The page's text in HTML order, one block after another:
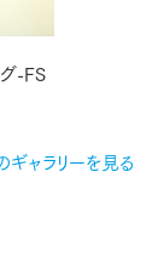
グ-FS
ャラリーを見る